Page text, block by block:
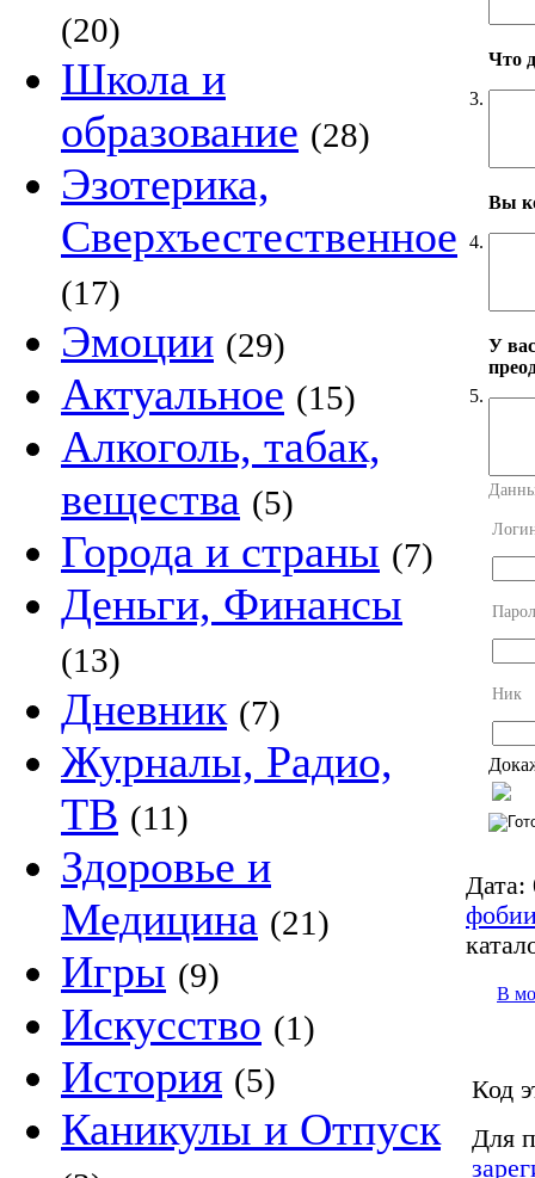
(20)
Школа и
образование (28)
Эзотерика,
Сверхъестественное
(17)
Эмоции (29)
Актуальное (15)
Алкоголь, табак,
вещества (5)
Города и страны (7)
Деньги, Финансы
(13)
Дневник (7)
Журналы, Радио,
ТВ (11)
Здоровье и
Медицина (21)
Игры (9)
Искусство (1)
История (5)
Каникулы и Отпуск
3.
Что
4.
Вы
5.
У
Ник
Дата:
В
Код
Для